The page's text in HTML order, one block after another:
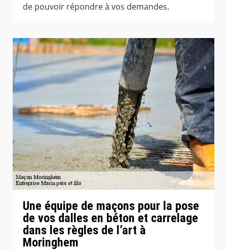
de pouvoir répondre à vos demandes.
Une équipe de maçons pour la pose
de vos dalles en béton et carrelage
dans les règles de l’art à
Moringhem